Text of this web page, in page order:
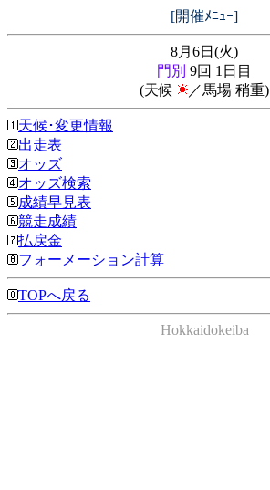
[開催ﾒﾆｭｰ]
8月6日(火)
門別 9回 1日目
(天候
／馬場 稍重)
天候･変更情報
出走表
オッズ
オッズ検索
成績早見表
競走成績
払戻金
フォーメーション計算
TOPへ戻る
Hokkaidokeiba